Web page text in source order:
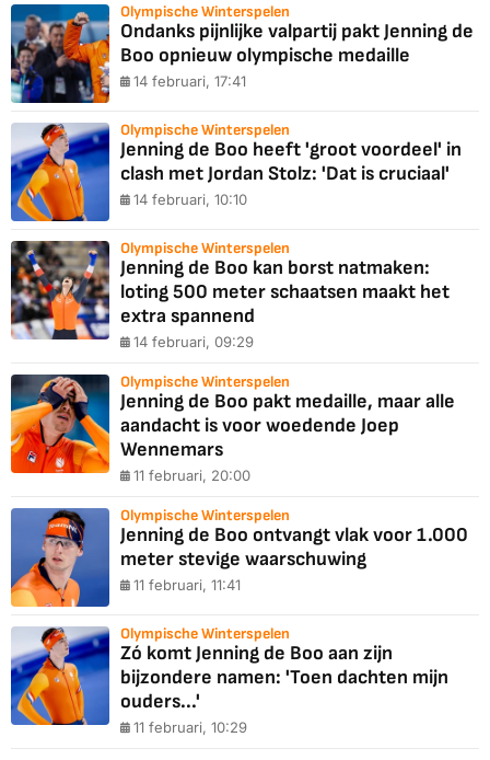
Olympische Winterspelen
Ondanks pijnlijke valpartij pakt Jenning de
Boo opnieuw olympische medaille
14 februari, 17:41
Olympische Winterspelen
Jenning de Boo heeft 'groot voordeel' in
clash met Jordan Stolz: 'Dat is cruciaal'
14 februari, 10:10
Olympische Winterspelen
Jenning de Boo kan borst natmaken:
loting 500 meter schaatsen maakt het
extra spannend
14 februari, 09:29
Olympische Winterspelen
Jenning de Boo pakt medaille, maar alle
aandacht is voor woedende Joep
Wennemars
11 februari, 20:00
Olympische Winterspelen
Jenning de Boo ontvangt vlak voor 1.000
meter stevige waarschuwing
11 februari, 11:41
Olympische Winterspelen
Zó komt Jenning de Boo aan zijn
bijzondere namen: 'Toen dachten mijn
ouders...'
11 februari, 10:29